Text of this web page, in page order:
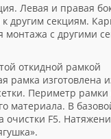
Левая и правая
другим секциям.
монтажа с другими
откидной рамкой
рамка изготовлена
Периметр
материала. В
очистки F5.